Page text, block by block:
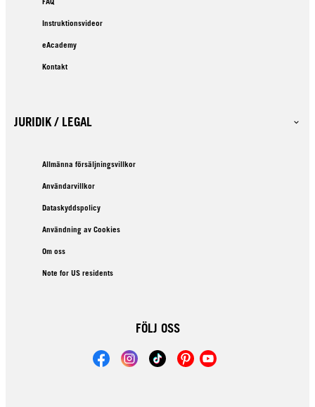
Instruktionsvideor
eAcademy
Kontakt
JURIDIK / LEGAL
Allmänna försäljningsvillkor
Användarvillkor
Dataskyddspolicy
Användning av Cookies
Om oss
Note for US residents
FÖLJ OSS